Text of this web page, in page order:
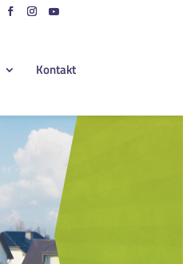
Kontakt